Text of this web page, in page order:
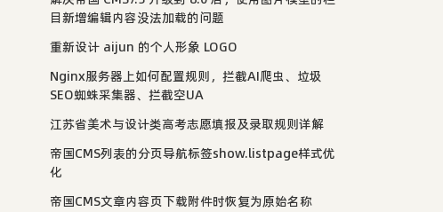
目新增编辑内容没法加载的问题
重新设计 aijun 的个人形象 LOGO
Nginx服务器上如何配置规则，拦截AI爬虫、垃圾
SEO蜘蛛采集器、拦截空UA
江苏省美术与设计类高考志愿填报及录取规则详解
帝国CMS列表的分页导航标签show.listpage样式优
化
帝国CMS文章内容页下载附件时恢复为原始名称